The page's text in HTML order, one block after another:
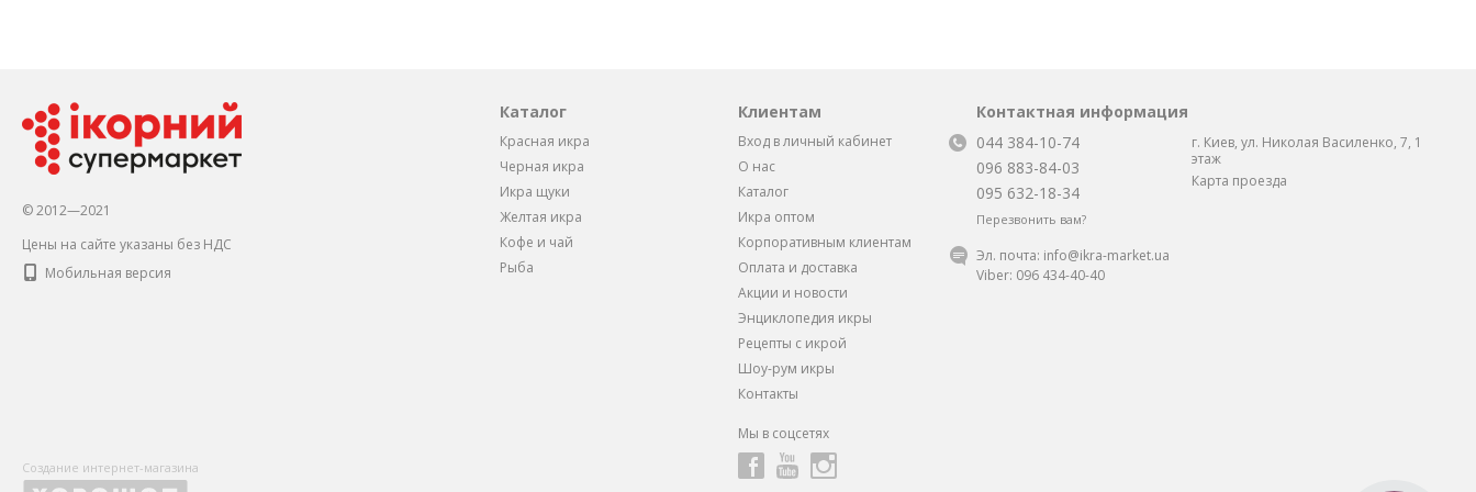
© 2012—2021
Цены на сайте указаны без НДС
Мобильная версия
Каталог
Красная икра
Черная икра
Икра щуки
Желтая икра
Кофе и чай
Рыба
Клиентам
Вход в личный кабинет
О нас
Каталог
Икра оптом
Корпоративным клиентам
Оплата и доставка
Акции и новости
Энциклопедия икры
Рецепты с икрой
Шоу-рум икры
Контакты
Мы в соцсетях
Контактная информация
044 384-10-74
096 883-84-03
095 632-18-34
Перезвонить вам?
г. Киев, ул. Николая Василенко, 7, 1
этаж
Карта проезда
Эл. почта: info@ikra-market.ua
Viber: 096 434-40-40
Создание интернет-магазина